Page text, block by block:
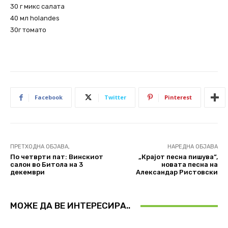
30 г микс салата
40 мл holandes
30г томато
Facebook Twitter Pinterest
ПРЕТХОДНА ОБЈАВА,
По четврти пат: Винскиот
салон во Битола на 3
декември
НАРЕДНА ОБЈАВА
„Крајот песна пишува“,
новата песна на
Александар Ристовски
МОЖЕ ДА ВЕ ИНТЕРЕСИРА..